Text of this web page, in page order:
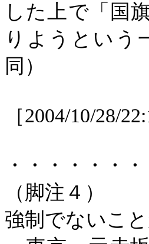
した上で「国
りようという
同）
［2004/10/28/
・・・・・・・
（脚注４）
強制でないこ